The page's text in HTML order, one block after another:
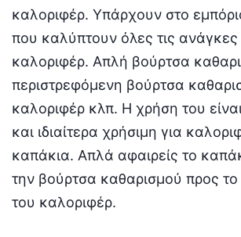
καλοριφέρ. Υπάρχουν στο
που καλύπτουν όλες τις ανάγκες
καλοριφέρ. Απλή βούρτσα
περιστρεφόμενη βούρτσα
καλοριφέρ κλπ. Η χρήση του
και ιδιαίτερα χρήσιμη για
καπάκια. Απλά αφαιρείς το
την βούρτσα καθαρισμού προς το
του καλοριφέρ.